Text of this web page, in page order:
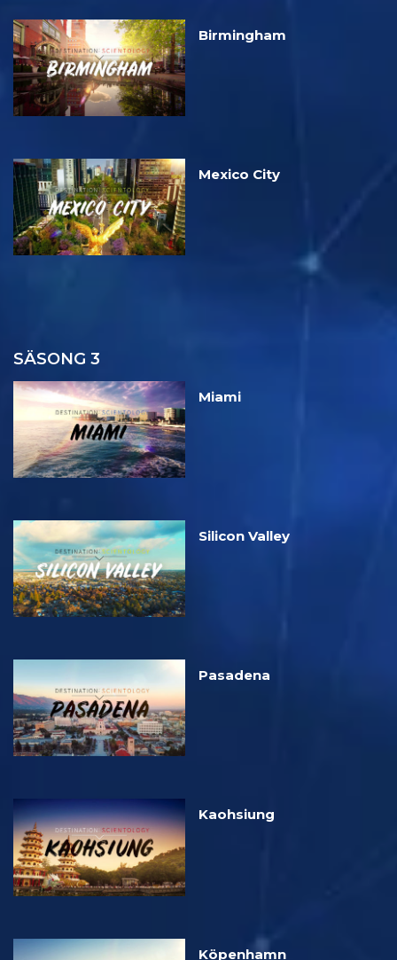
Birmingham
Mexico City
SÄSONG 3
Miami
Silicon Valley
Pasadena
Kaohsiung
Köpenhamn